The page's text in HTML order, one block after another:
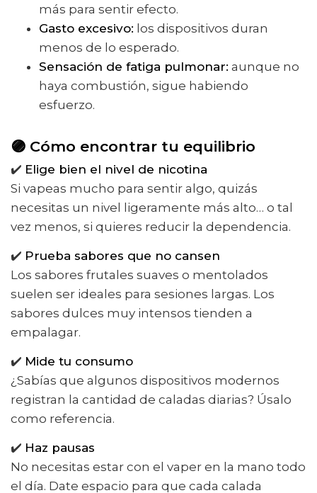
más para sentir efecto.
Gasto excesivo: los dispositivos duran
menos de lo esperado.
Sensación de fatiga pulmonar: aunque no
haya combustión, sigue habiendo
esfuerzo.
🟣 Cómo encontrar tu equilibrio
✔️ Elige bien el nivel de nicotina
Si vapeas mucho para sentir algo, quizás
necesitas un nivel ligeramente más alto… o tal
vez menos, si quieres reducir la dependencia.
✔️ Prueba sabores que no cansen
Los sabores frutales suaves o mentolados
suelen ser ideales para sesiones largas. Los
sabores dulces muy intensos tienden a
empalagar.
✔️ Mide tu consumo
¿Sabías que algunos dispositivos modernos
registran la cantidad de caladas diarias? Úsalo
como referencia.
✔️ Haz pausas
No necesitas estar con el vaper en la mano todo
el día. Date espacio para que cada calada